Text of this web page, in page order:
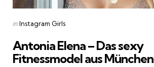
Categories
Posted
inInstagram Girls
Antonia Elena – Das sexy
Fitnessmodel aus München